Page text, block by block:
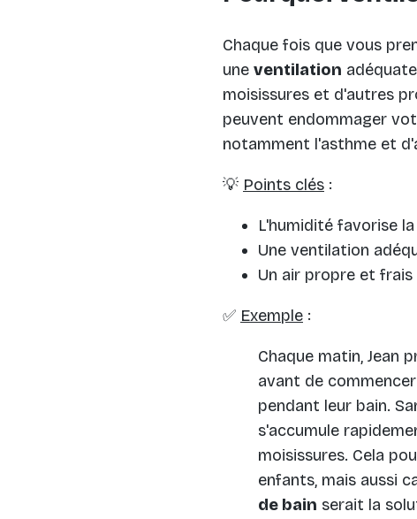
Chaque fois que vous
une ventilation
moisissures et d'autres
peuvent endommager
notamment l'asthme et
💡 Points clés :
L'humidité favorise
Une ventilation
Un air propre et
✅ Exemple :
Chaque matin, Jean
avant de
pendant leur bain.
s'accumule
moisissures. Cela
enfants, mais aussi
de bain serait la